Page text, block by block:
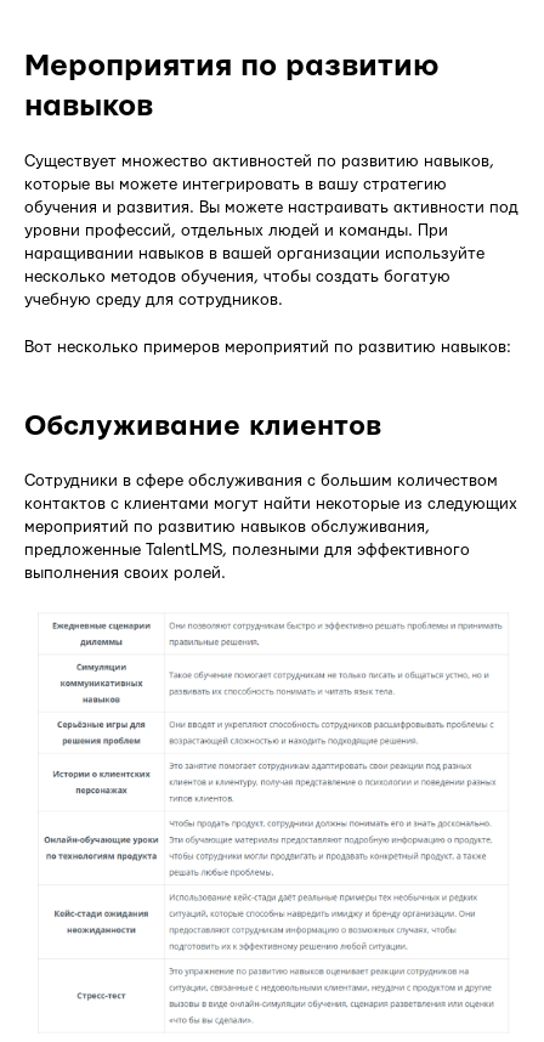
Мероприятия по развитию
навыков
Существует множество активностей по развитию навыков,
которые вы можете интегрировать в вашу стратегию
обучения и развития. Вы можете настраивать активности под
уровни профессий, отдельных людей и команды. При
наращивании навыков в вашей организации используйте
несколько методов обучения, чтобы создать богатую
учебную среду для сотрудников.
Вот несколько примеров мероприятий по развитию навыков:
Обслуживание клиентов
Сотрудники в сфере обслуживания с большим количеством
контактов с клиентами могут найти некоторые из следующих
мероприятий по развитию навыков обслуживания,
предложенные TalentLMS, полезными для эффективного
выполнения своих ролей.